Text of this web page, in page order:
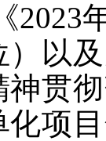
以
贯
化项